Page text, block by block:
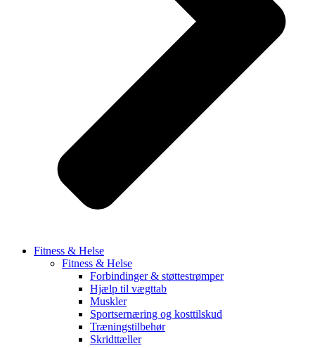
Fitness & Helse
Fitness & Helse
Forbindinger & støttestrømper
Hjælp til vægttab
Muskler
Sportsernæring og kosttilskud
Træningstilbehør
Skridttæller